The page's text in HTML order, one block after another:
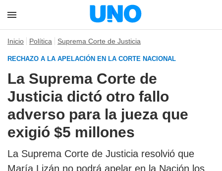
Inicio Política Suprema Corte de Justicia
RECHAZO A LA APELACIÓN EN LA CORTE NACIONAL
La Suprema Corte de
Justicia dictó otro fallo
adverso para la jueza que
exigió $5 millones
La Suprema Corte de Justicia resolvió que
María Lizán no podrá apelar en la Nación los